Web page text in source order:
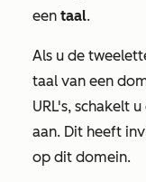
een taal.
Als u de
taal van een
URL's, schakelt
aan. Dit heeft
op dit domein.